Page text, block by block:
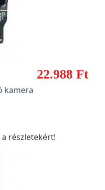
22.988 Ft
kamera
a részletekért!